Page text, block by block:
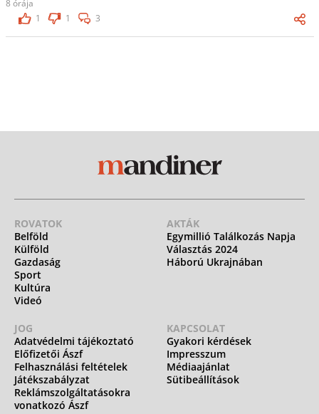
8 órája
1
1 3
ROVATOK
Belföld
Külföld
Gazdaság
Sport
Kultúra
Videó
AKTÁK
Egymillió Találkozás Napja
Választás 2024
Háború Ukrajnában
JOG
Adatvédelmi tájékoztató
Előfizetői Ászf
Felhasználási feltételek
Játékszabályzat
Reklámszolgáltatásokra
vonatkozó Ászf
KAPCSOLAT
Gyakori kérdések
Impresszum
Médiaajánlat
Sütibeállítások